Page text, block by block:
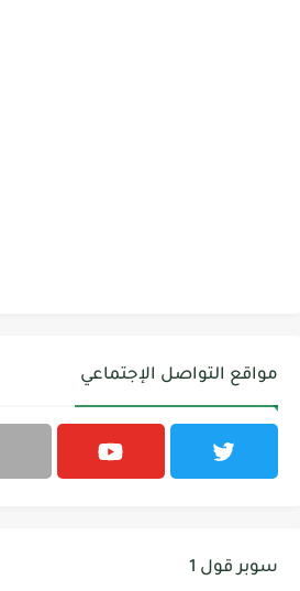
مواقع التواصل الإجتماعي
سوبر قول 1